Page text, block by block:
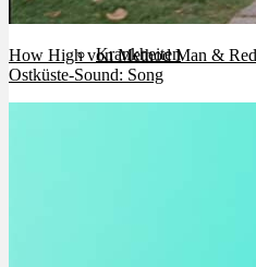
Krankheiten
How High von Method Man &
Ostküste-Sound: Song